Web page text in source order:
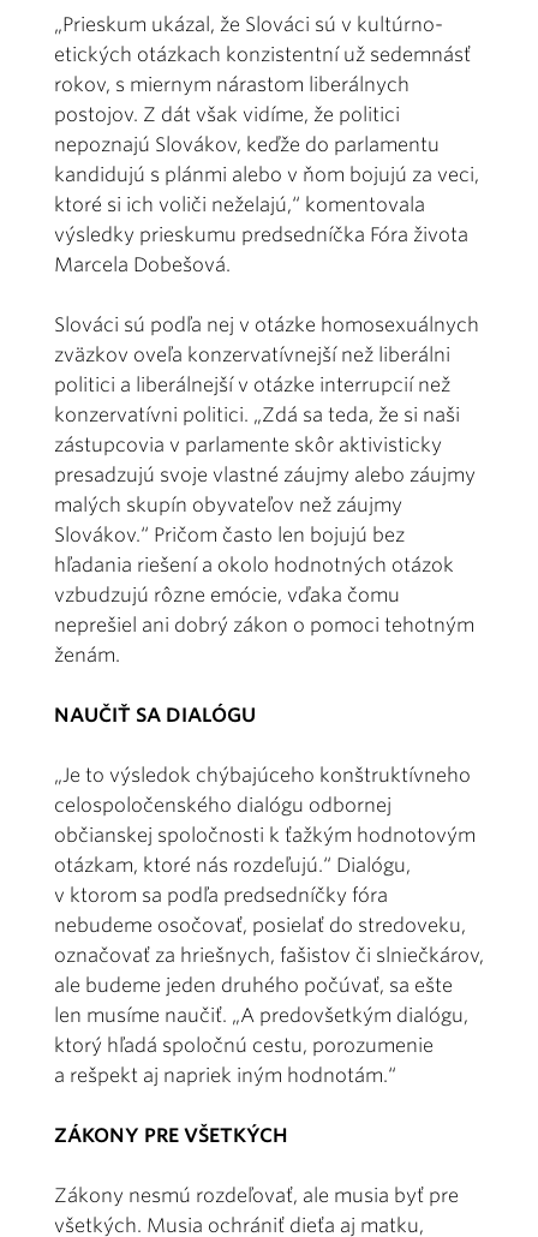
„Prieskum ukázal, že Slováci sú v kultúrno-
etických otázkach konzistentní už sedemnásť
rokov, s miernym nárastom liberálnych
postojov. Z dát však vidíme, že politici
nepoznajú Slovákov, keďže do parlamentu
kandidujú s plánmi alebo v ňom bojujú za veci,
ktoré si ich voliči neželajú,“ komentovala
výsledky prieskumu predsedníčka Fóra života
Marcela Dobešová.
Slováci sú podľa nej v otázke homosexuálnych
zväzkov oveľa konzervatívnejší než liberálni
politici a liberálnejší v otázke interrupcií než
konzervatívni politici. „Zdá sa teda, že si naši
zástupcovia v parlamente skôr aktivisticky
presadzujú svoje vlastné záujmy alebo záujmy
malých skupín obyvateľov než záujmy
Slovákov.“ Pričom často len bojujú bez
hľadania riešení a okolo hodnotných otázok
vzbudzujú rôzne emócie, vďaka čomu
neprešiel ani dobrý zákon o pomoci tehotným
ženám.
NAUČIŤ SA DIALÓGU
„Je to výsledok chýbajúceho konštruktívneho
celospoločenského dialógu odbornej
občianskej spoločnosti k ťažkým hodnotovým
otázkam, ktoré nás rozdeľujú.“ Dialógu,
v ktorom sa podľa predsedníčky fóra
nebudeme osočovať, posielať do stredoveku,
označovať za hriešnych, fašistov či slniečkárov,
ale budeme jeden druhého počúvať, sa ešte
len musíme naučiť. „A predovšetkým dialógu,
ktorý hľadá spoločnú cestu, porozumenie
a rešpekt aj napriek iným hodnotám.“
ZÁKONY PRE VŠETKÝCH
Zákony nesmú rozdeľovať, ale musia byť pre
všetkých. Musia ochrániť dieťa aj matku,